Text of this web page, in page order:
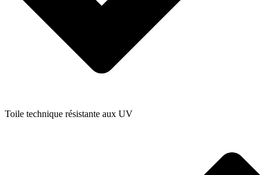
Toile technique résistante aux UV